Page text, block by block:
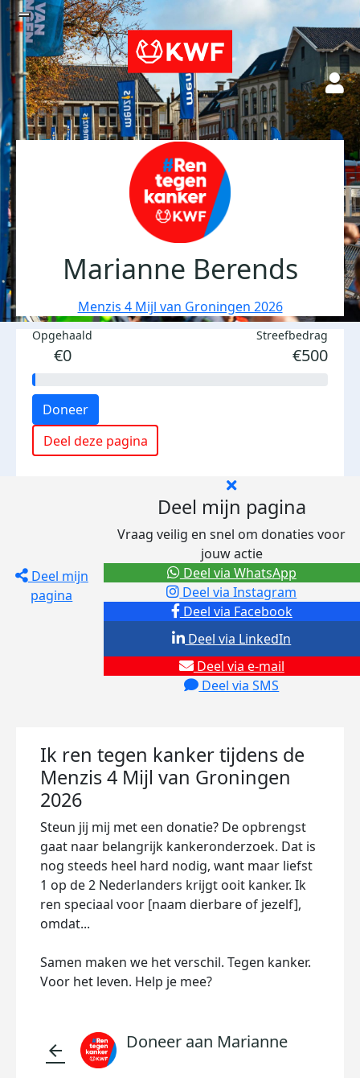
Marianne Berends
Menzis 4 Mijl van Groningen 2026
Opgehaald
€0
Streefbedrag
€500
Doneer
Deel deze pagina
Deel mijn
pagina
Deel mijn pagina
Vraag veilig en snel om donaties voor
jouw actie
Deel via Facebook
Deel via Instagram
Deel via e-mail
Deel via SMS
Deel via LinkedIn
Deel via WhatsApp
Ik ren tegen kanker tijdens de
Menzis 4 Mijl van Groningen
2026
Steun jij mij met een donatie? De opbrengst
gaat naar belangrijk kankeronderzoek. Dat is
nog steeds heel hard nodig, want maar liefst
1 op de 2 Nederlanders krijgt ooit kanker. Ik
ren speciaal voor [naam dierbare of jezelf],
omdat...
Samen maken we het verschil. Tegen kanker.
Voor het leven. Help je mee?
arrow_back Doneer aan Marianne